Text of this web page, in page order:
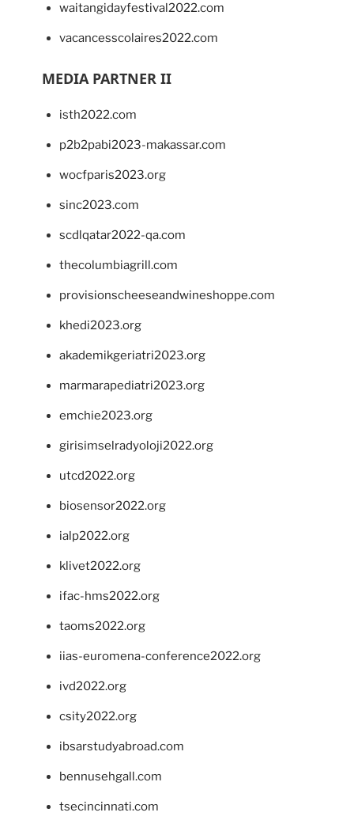
waitangidayfestival2022.com
vacancesscolaires2022.com
MEDIA PARTNER II
isth2022.com
p2b2pabi2023-makassar.com
wocfparis2023.org
sinc2023.com
scdlqatar2022-qa.com
thecolumbiagrill.com
provisionscheeseandwineshoppe.com
khedi2023.org
akademikgeriatri2023.org
marmarapediatri2023.org
emchie2023.org
girisimselradyoloji2022.org
utcd2022.org
biosensor2022.org
ialp2022.org
klivet2022.org
ifac-hms2022.org
taoms2022.org
iias-euromena-conference2022.org
ivd2022.org
csity2022.org
ibsarstudyabroad.com
bennusehgall.com
tsecincinnati.com